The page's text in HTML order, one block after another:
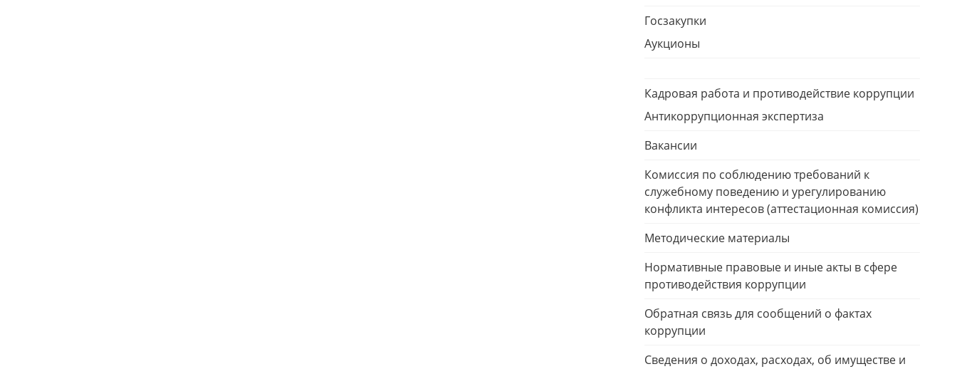
Госзакупки
Аукционы
Кадровая работа и противодействие коррупции
Антикоррупционная экспертиза
Вакансии
Комиссия по соблюдению требований к
служебному поведению и урегулированию
конфликта интересов (аттестационная комиссия)
Методические материалы
Нормативные правовые и иные акты в сфере
противодействия коррупции
Обратная связь для сообщений о фактах
коррупции
Сведения о доходах, расходах, об имуществе и